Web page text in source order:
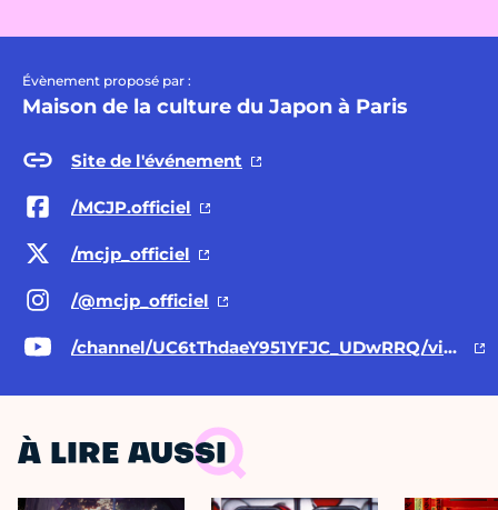
Évènement proposé par :
Maison de la culture du Japon à Paris
Site de l'événement
/MCJP.officiel
/mcjp_officiel
/@mcjp _officiel
/channel/UC6tThdaeY951YFJC_UDwRRQ/videos
À LIRE AUSSI